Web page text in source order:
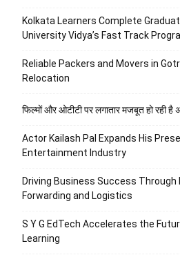
Kolkata Learners Complete
University Vidya’s Fast Track
Reliable Packers and Movers in
Relocation
फिल्मों और ओटीटी पर लगातार मजबूत हो रही है
Actor Kailash Pal Expands His
Entertainment Industry
Driving Business Success
Forwarding and Logistics
S Y G EdTech Accelerates the
Learning